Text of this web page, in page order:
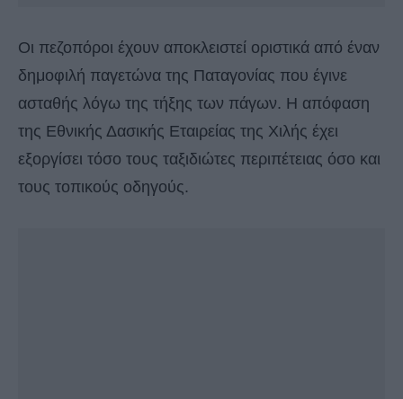
Οι πεζοπόροι έχουν αποκλειστεί οριστικά από έναν
δημοφιλή παγετώνα της Παταγονίας που έγινε
ασταθής λόγω της τήξης των πάγων. Η απόφαση
της Εθνικής Δασικής Εταιρείας της Χιλής έχει
εξοργίσει τόσο τους ταξιδιώτες περιπέτειας όσο και
τους τοπικούς οδηγούς.